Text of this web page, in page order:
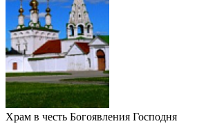
Храм в честь Богоявления Господня